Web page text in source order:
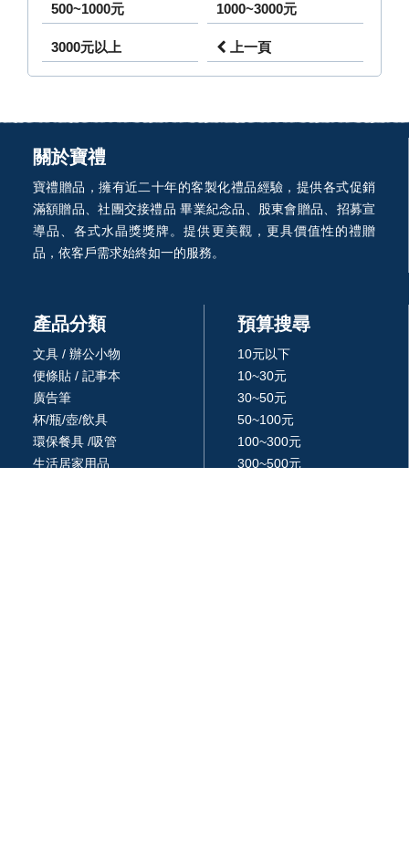
500~1000元 1000~3000元
3000元以上 上一頁
關於寶禮
寶禮贈品，擁有近二十年的客製化禮品經驗，提供各式促銷
滿額贈品、社團交接禮品 畢業紀念品、股東會贈品、招募宣
導品、各式水晶獎獎牌。提供更美觀，更具價值性的禮贈
品，依客戶需求始終如一的服務。
產品分類
文具 / 辦公小物
便條貼 / 記事本
廣告筆
杯/瓶/壺/飲具
環保餐具 /吸管
生活居家用品
預算搜尋
10元以下
10~30元
30~50元
50~100元
100~300元
300~500元